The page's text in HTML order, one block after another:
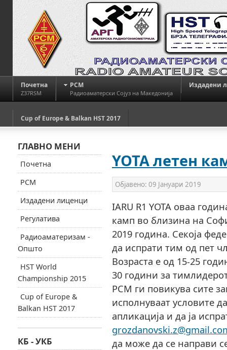
Почетна
Z37RSM
РСМ
Радиоаматерски Сојуз на Македонија
Издадени
Cup of Europe & Balkan HST 2017
YOTA летен
Објавено: 09 Јануари 2019
IARU R1 YOTA оваа
камп во близина на
2019 година. Секоја
да испрати тим од пет
Возраста е од 15-25
30 години за
РСМ ги повикува сите
исполнуваат условите
апликација и да ја
да може да се направи
ГЛАВНО МЕНИ
Почетна
РСМ
Издадени лиценци
Регулатива
Радиоаматеризам -
Општо
HST World
Championship 2015
Cup of Europe &
Balkan HST 2017
КБ - УКБ